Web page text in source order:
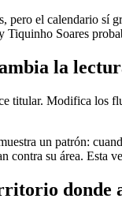
pero el calendario sí
Tiquinho Soares
la
titular. Modifica los
un patrón:
contra su área. Esta
donde